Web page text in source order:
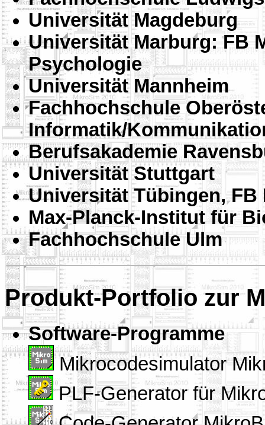
Universität Magdeburg
Universität Marburg: FB
Psychologie
Universität Mannheim
Fachhochschule
Informatik/
Berufsakademie
Universität Stuttgart
Universität Tübingen, FB
Max-Planck-Institut für
Fachhochschule Ulm
Produkt-Portfolio zur
Software-Programme
Mikrocodesimulator
PLF-Generator für